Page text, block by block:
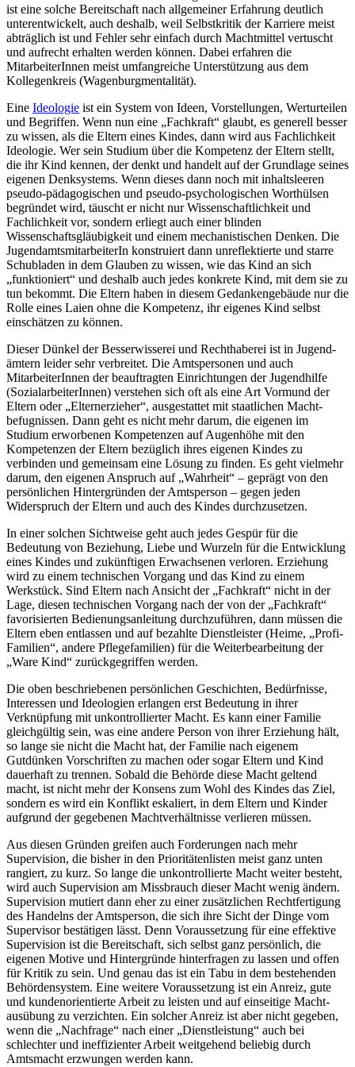
ist eine solche Bereitschaft nach allgemeiner Erfahrung deutlich
unterentwickelt, auch deshalb, weil Selbstkritik der Karriere meist
abträglich ist und Fehler sehr einfach durch Machtmittel vertuscht
und aufrecht erhalten werden können. Dabei erfahren die
MitarbeiterInnen meist umfangreiche Unterstützung aus dem
Kollegenkreis (Wagenburg­mentalität).
Eine Ideologie ist ein System von Ideen, Vorstellungen, Werturteilen
und Begriffen. Wenn nun eine „Fachkraft“ glaubt, es generell besser
zu wissen, als die Eltern eines Kindes, dann wird aus Fachlichkeit
Ideologie. Wer sein Studium über die Kompetenz der Eltern stellt,
die ihr Kind kennen, der denkt und handelt auf der Grundlage seines
eigenen Denksystems. Wenn dieses dann noch mit inhaltsleeren
pseudo-pädagogischen und pseudo-psychologischen Wort­hülsen
begründet wird, täuscht er nicht nur Wissen­schaftlich­keit und
Fachlichkeit vor, sondern erliegt auch einer blinden
Wissenschaftsgläubigkeit und einem mechanistischen Denken. Die
Jugend­amts­mit­arbeiterIn konstruiert dann unreflektierte und starre
Schubladen in dem Glauben zu wissen, wie das Kind an sich
„funktioniert“ und deshalb auch jedes konkrete Kind, mit dem sie zu
tun bekommt. Die Eltern haben in diesem Gedanken­gebäude nur die
Rolle eines Laien ohne die Kompetenz, ihr eigenes Kind selbst
einschätzen zu können.
Dieser Dünkel der Besser­wisserei und Rechthaberei ist in Jugend­
ämtern leider sehr verbreitet. Die Amtspersonen und auch
MitarbeiterInnen der beauftragten Einrichtungen der Jugendhilfe
(Sozial­arbeiterInnen) verstehen sich oft als eine Art Vormund der
Eltern oder „Eltern­erzieher“, ausgestattet mit staatlichen Macht­
befugnissen. Dann geht es nicht mehr darum, die eigenen im
Studium erworbenen Kompetenzen auf Augenhöhe mit den
Kompetenzen der Eltern bezüglich ihres eigenen Kindes zu
verbinden und gemeinsam eine Lösung zu finden. Es geht vielmehr
darum, den eigenen Anspruch auf „Wahrheit“ – geprägt von den
persönlichen Hinter­gründen der Amtsperson – gegen jeden
Widerspruch der Eltern und auch des Kindes durchzusetzen.
In einer solchen Sichtweise geht auch jedes Gespür für die
Bedeutung von Beziehung, Liebe und Wurzeln für die Entwicklung
eines Kindes und zukünftigen Erwachsenen verloren. Erziehung
wird zu einem technischen Vorgang und das Kind zu einem
Werkstück. Sind Eltern nach Ansicht der „Fachkraft“ nicht in der
Lage, diesen technischen Vorgang nach der von der „Fachkraft“
favorisierten Bedienungs­anleitung durch­zu­führen, dann müssen die
Eltern eben entlassen und auf bezahlte Dienstleister (Heime, „Profi-
Familien“, andere Pflegefamilien) für die Weiterbearbeitung der
„Ware Kind“ zurückgegriffen werden.
Die oben beschriebenen persönlichen Geschichten, Bedürfnisse,
Interessen und Ideologien erlangen erst Bedeutung in ihrer
Verknüpfung mit unkontrollierter Macht. Es kann einer Familie
gleichgültig sein, was eine andere Person von ihrer Erziehung hält,
so lange sie nicht die Macht hat, der Familie nach eigenem
Gutdünken Vorschriften zu machen oder sogar Eltern und Kind
dauerhaft zu trennen. Sobald die Behörde diese Macht geltend
macht, ist nicht mehr der Konsens zum Wohl des Kindes das Ziel,
sondern es wird ein Konflikt eskaliert, in dem Eltern und Kinder
aufgrund der gegebenen Macht­verhältnisse verlieren müssen.
Aus diesen Gründen greifen auch Forderungen nach mehr
Supervision, die bisher in den Prioritäten­listen meist ganz unten
rangiert, zu kurz. So lange die unkontrollierte Macht weiter besteht,
wird auch Supervision am Missbrauch dieser Macht wenig ändern.
Supervision mutiert dann eher zu einer zusätzlichen Recht­fertigung
des Handelns der Amtsperson, die sich ihre Sicht der Dinge vom
Supervisor bestätigen lässt. Denn Vor­aus­setzung für eine effektive
Supervision ist die Bereitschaft, sich selbst ganz persönlich, die
eigenen Motive und Hintergründe hinterfragen zu lassen und offen
für Kritik zu sein. Und genau das ist ein Tabu in dem bestehenden
Behörden­system. Eine weitere Vor­aus­setzung ist ein Anreiz, gute
und kunden­orientierte Arbeit zu leisten und auf einseitige Macht­
ausübung zu verzichten. Ein solcher Anreiz ist aber nicht gegeben,
wenn die „Nachfrage“ nach einer „Dienstleistung“ auch bei
schlechter und ineffizienter Arbeit weitgehend beliebig durch
Amtsmacht erzwungen werden kann.